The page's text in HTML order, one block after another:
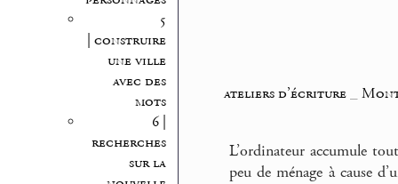
5
| construire
une ville
avec des
mots
6 |
recherches
sur la
ateliers d’écriture_
L’ordinateur accumule
peu de ménage à cause